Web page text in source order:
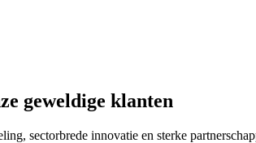
geweldige klanten
sectorbrede innovatie en sterke